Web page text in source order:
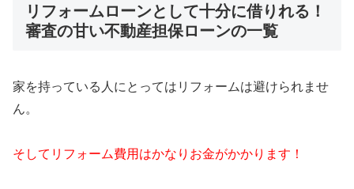
リフォームローンとして十分に借りれる！
審査の甘い不動産担保ローンの一覧
家を持っている人にとってはリフォームは避けられませ
ん。
そしてリフォーム費用はかなりお金がかかります！